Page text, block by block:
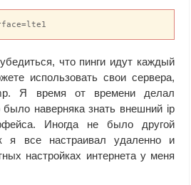
что пинги идут каждый
использовать свои сервера,
Я время от времени делал
было наверняка знать внешний ip
Иногда не было другой
я все настраивал удаленно и
настройках интернета у меня